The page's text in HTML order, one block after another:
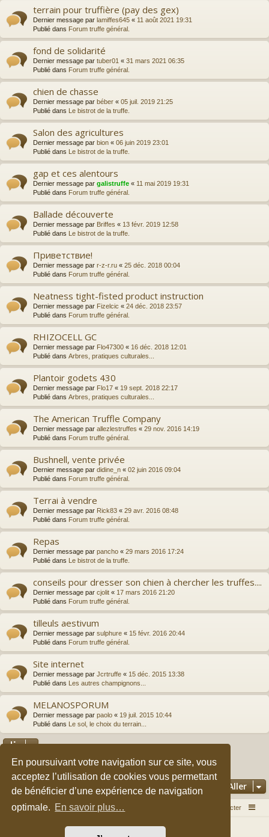
En poursuivant votre navigation sur ce site, vous
acceptez l’utilisation de cookies vous permettant
de bénéficier d’une expérience de navigation
optimale. En savoir plus…
terrain pour truffière (pay des gex)
Dernier message par lamiffes645 « 11 août 2021 19:31
Publié dans Forum truffe général.
fond de solidarité
Dernier message par tuber01 « 31 mars 2021 06:35
Publié dans Forum truffe général.
chien de chasse
Dernier message par béber « 05 juil. 2019 21:25
Publié dans
Le bistrot de la truffe.
Salon des agricultures
Dernier message par bion « 06 juin 2019 23:01
Publié dans
Le bistrot de la truffe.
gap et ces alentours
Dernier message par galistruffe « 11 mai 2019 19:31
Publié dans Forum truffe général.
Ballade découverte
Dernier message par Briffes « 13 févr. 2019 12:58
Publié dans
Le bistrot de la truffe.
Приветствие!
Dernier message par r-z-r.ru « 25 déc. 2018 00:04
Publié dans Forum truffe général.
Neatness tight-fisted product instruction
Dernier message par Fizelcic « 24 déc. 2018 23:57
Publié dans Forum truffe général.
RHIZOCELL GC
Dernier message par Flo47300 « 16 déc. 2018 12:01
Publié dans Arbres, pratiques culturales...
Plantoir godets 430
Dernier message par Flo17 « 19 sept. 2018 22:17
Publié dans Arbres, pratiques culturales...
The American Truffle Company
Dernier message par allezlestruffes « 29 nov. 2016 14:19
Publié dans Forum truffe général.
Bushnell, vente privée
Dernier message par didine_n « 02 juin 2016 09:04
Publié dans Forum truffe général.
Terrai à vendre
Dernier message par Rick83 « 29 avr. 2016 08:48
Publié dans Forum truffe général.
Repas
Dernier message par pancho « 29 mars 2016 17:24
Publié dans
Le bistrot de la truffe.
conseils pour dresser son chien à chercher les truffes....
Dernier message par cjolit « 17 mars 2016 21:20
Publié dans Forum truffe général.
tilleuls aestivum
Dernier message par sulphure « 15 févr. 2016 20:44
Publié dans Forum truffe général.
Site internet
Dernier message par Jcrtruffe « 15 déc. 2015 13:38
Publié dans
Les autres champignons...
MELANOSPORUM
Dernier message par paolo « 19 juil. 2015 10:44
Publié dans
Le sol, le choix du terrain...
La recherche a retourné 149 résultats 1 2 3
Aller
Accueil du forum Nous contacter
Développé parphpBB® Forum Software © phpBB Limited